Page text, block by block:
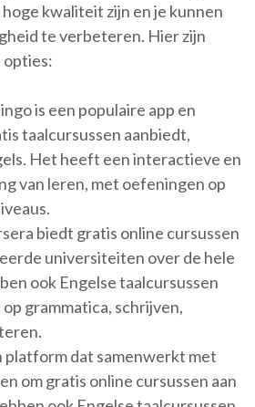
kwaliteit zijn en je kunnen
te verbeteren. Hier zijn
opties:
is een populaire app en
taalcursussen aanbiedt,
Het heeft een interactieve en
van leren, met oefeningen op
biedt gratis online cursussen
universiteiten over de hele
ook Engelse taalcursussen
grammatica, schrijven,
platform dat samenwerkt met
om gratis online cursussen aan